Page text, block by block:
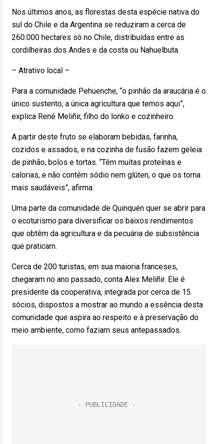
Nos últimos anos, as florestas desta espécie nativa do
sul do Chile e da Argentina se reduziram a cerca de
260.000 hectares só no Chile, distribuídas entre as
cordilheiras dos Andes e da costa ou Nahuelbuta.
– Atrativo local –
Para a comunidade Pehuenche, “o pinhão da araucária é o
único sustento, a única agricultura que temos aqui”,
explica René Meliñir, filho do lonko e cozinheiro.
A partir deste fruto se elaboram bebidas, farinha,
cozidos e assados, e na cozinha de fusão fazem geleia
de pinhão, bolos e tortas. “Têm muitas proteínas e
calorias, e não contém sódio nem glúten, o que os torna
mais saudáveis”, afirma.
Uma parte da comunidade de Quinquén quer se abrir para
o ecoturismo para diversificar os baixos rendimentos
que obtêm da agricultura e da pecuária de subsistência
que praticam.
Cerca de 200 turistas, em sua maioria franceses,
chegaram no ano passado, conta Alex Meliñir. Ele é
presidente da cooperativa, integrada por cerca de 15
sócios, dispostos a mostrar ao mundo a essência desta
comunidade que aspira ao respeito e à preservação do
meio ambiente, como faziam seus antepassados.